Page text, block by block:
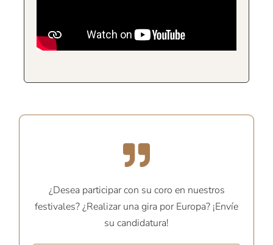
¿Desea participar con su coro en nuestros
festivales? ¿Realizar una gira por Europa? ¡Envíe
su candidatura!